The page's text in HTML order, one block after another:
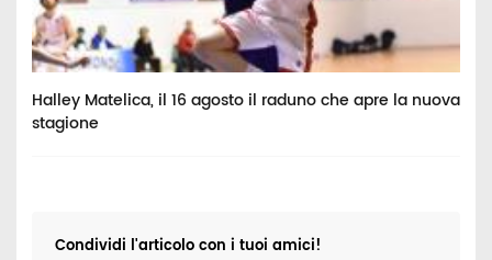
Halley Matelica, il 16 agosto il raduno che apre la nuova
stagione
Condividi l'articolo con i tuoi amici!